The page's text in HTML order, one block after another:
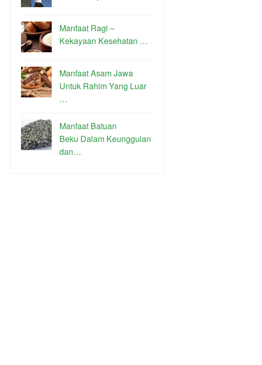
Manfaat Ragi –
Kekayaan Kesehatan …
Manfaat Asam Jawa
Untuk Rahim Yang Luar
…
Manfaat Batuan
Beku Dalam Keunggulan
dan…